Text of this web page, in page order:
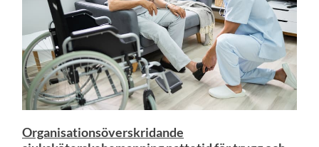
Organisationsöverskridande